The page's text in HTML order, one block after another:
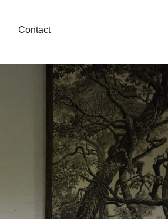
Contact